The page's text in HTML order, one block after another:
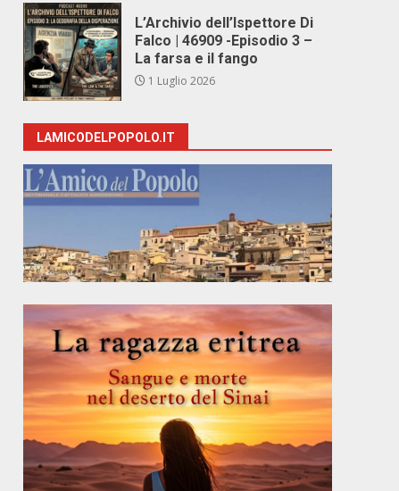
L’Archivio dell’Ispettore Di
Falco | 46909 -Episodio 3 –
La farsa e il fango
1 Luglio 2026
LAMICODELPOPOLO.IT